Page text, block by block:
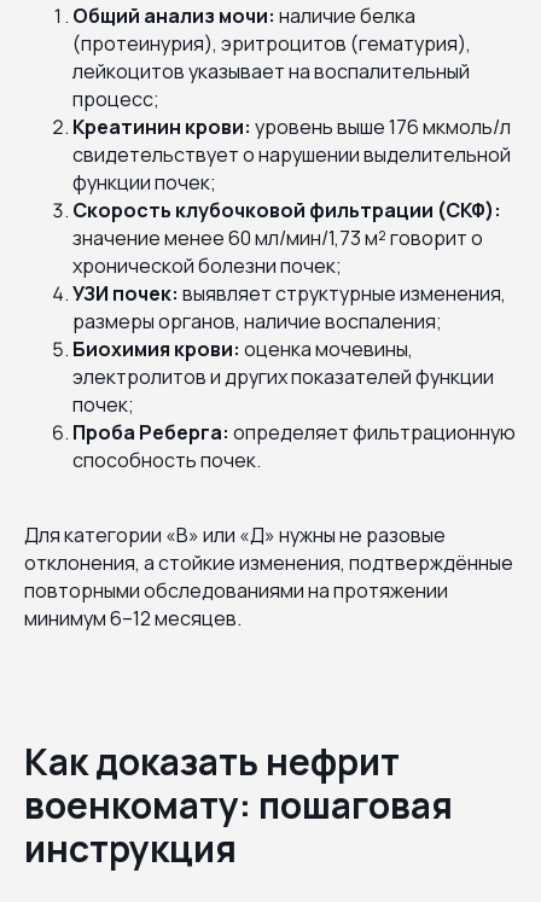
Общий анализ мочи: наличие белка
(протеинурия), эритроцитов (гематурия),
лейкоцитов указывает на воспалительный
процесс;
Креатинин крови: уровень выше 176 мкмоль/л
свидетельствует о нарушении выделительной
функции почек;
Скорость клубочковой фильтрации (СКФ):
значение менее 60 мл/мин/1,73 м² говорит о
хронической болезни почек;
УЗИ почек: выявляет структурные изменения,
размеры органов, наличие воспаления;
Биохимия крови: оценка мочевины,
электролитов и других показателей функции
почек;
Проба Реберга: определяет фильтрационную
способность почек.
Для категории «В» или «Д» нужны не разовые
отклонения, а стойкие изменения, подтверждённые
повторными обследованиями на протяжении
минимум 6–12 месяцев.
Как доказать нефрит
военкомату: пошаговая
инструкция